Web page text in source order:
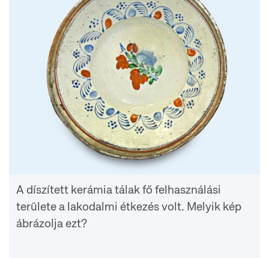
A díszített kerámia tálak fő felhasználási
területe a lakodalmi étkezés volt. Melyik kép
ábrázolja ezt?